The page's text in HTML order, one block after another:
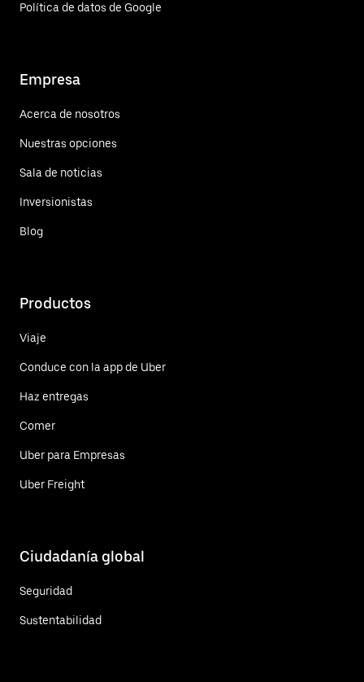
Política de datos de Google
Empresa
Acerca de nosotros
Nuestras opciones
Sala de noticias
Inversionistas
Blog
Productos
Viaje
Conduce con la app de Uber
Haz entregas
Comer
Uber para Empresas
Uber Freight
Ciudadanía global
Seguridad
Sustentabilidad